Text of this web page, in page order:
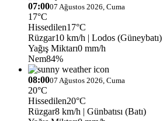
07:0007 Ağustos 2026, Cuma
17°C
Hissedilen17°C
Rüzgar10 km/h | Lodos (Güneybatı)
Yağış Miktarı0 mm/h
Nem84%
08:0007 Ağustos 2026, Cuma
20°C
Hissedilen20°C
Rüzgar8 km/h | Günbatısı (Batı)